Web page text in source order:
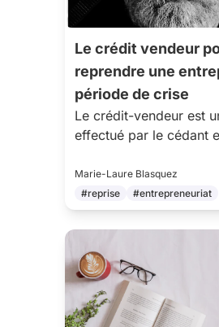
Le crédit vendeur
reprendre une
période de crise
Le crédit-vendeur est
effectué par le cédant
expliquons de quoi il
quels cas l'utiliser &
clauses sont à
Marie-Laure Blasquez
#reprise
#entrepreneuriat